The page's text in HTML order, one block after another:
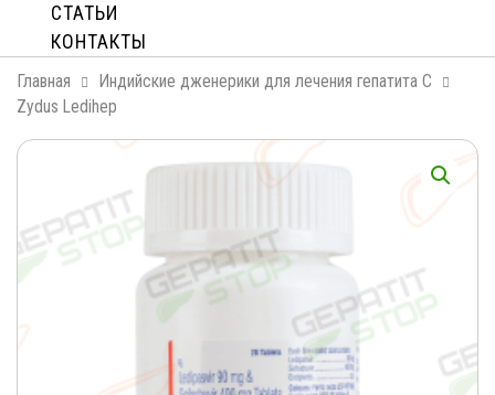
СТАТЬИ
КОНТАКТЫ
Главная
Индийские дженерики для лечения гепатита С
Zydus Ledihep